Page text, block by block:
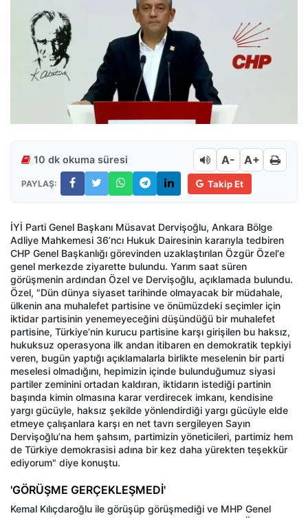
10 dk okuma süresi A- A+
PAYLAŞ: Takip Et
İYİ Parti Genel Başkanı Müsavat Dervişoğlu, Ankara Bölge
Adliye Mahkemesi 36’ncı Hukuk Dairesinin kararıyla tedbiren
CHP Genel Başkanlığı görevinden uzaklaştırılan Özgür Özel'e
genel merkezde ziyarette bulundu. Yarım saat süren
görüşmenin ardından Özel ve Dervişoğlu, açıklamada bulundu.
Özel, "Dün dünya siyaset tarihinde olmayacak bir müdahale,
ülkenin ana muhalefet partisine ve önümüzdeki seçimler için
iktidar partisinin yenemeyeceğini düşündüğü bir muhalefet
partisine, Türkiye’nin kurucu partisine karşı girişilen bu haksız,
hukuksuz operasyona ilk andan itibaren en demokratik tepkiyi
veren, bugün yaptığı açıklamalarla birlikte meselenin bir parti
meselesi olmadığını, hepimizin içinde bulunduğumuz siyasi
partiler zeminini ortadan kaldıran, iktidarın istediği partinin
başında kimin olmasına karar verdirecek imkanı, kendisine
yargı gücüyle, haksız şekilde yönlendirdiği yargı gücüyle elde
etmeye çalışanlara karşı en net tavrı sergileyen Sayın
Dervişoğlu’na hem şahsım, partimizin yöneticileri, partimiz hem
de Türkiye demokrasisi adına bir kez daha yürekten teşekkür
ediyorum" diye konuştu.
'GÖRÜŞME GERÇEKLEŞMEDİ'
Kemal Kılıçdaroğlu ile görüşüp görüşmediği ve MHP Genel